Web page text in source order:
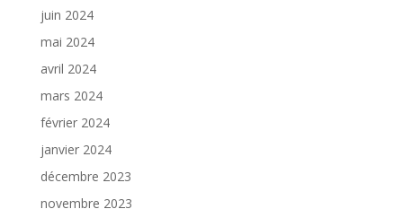
juin 2024
mai 2024
avril 2024
mars 2024
février 2024
janvier 2024
décembre 2023
novembre 2023